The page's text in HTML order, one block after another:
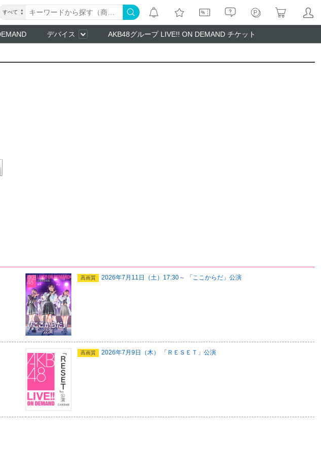
すべて
デバイス AKB48グループ LIVE!! ON DEMAND チケット
高画質 2026年7月11日（土）17:30～ 「ここからだ」公演
高画質 2026年7月9日（木） 「ＲＥＳＥＴ」公演